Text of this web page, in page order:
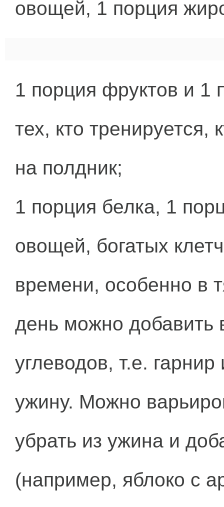
овощей, 1 порция
1 порция фруктов и 1
тех, кто тренируется,
на полдник;
1 порция белка, 1
овощей, богатых
времени, особенно в
день можно
углеводов, т.е.
ужину. Можно
убрать из ужина и
(например, яблоко с